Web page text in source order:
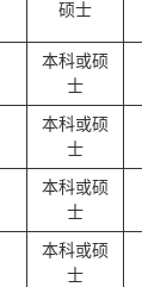
硕士
本科或硕
士
本科或硕
士
本科或硕
士
本科或硕
士